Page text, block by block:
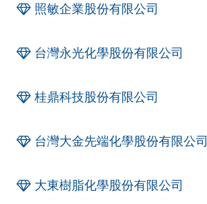
照敏企業股份有限公司
台灣永光化學股份有限公司
桂鼎科技股份有限公司
台灣大金先端化學股份有限公司
大東樹脂化學股份有限公司